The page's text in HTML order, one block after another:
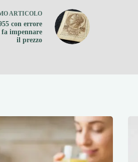
ARTICOLO
con errore
impennare
il prezzo